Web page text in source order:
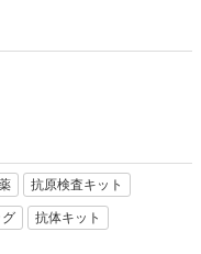
抗原検査キット
抗体キット